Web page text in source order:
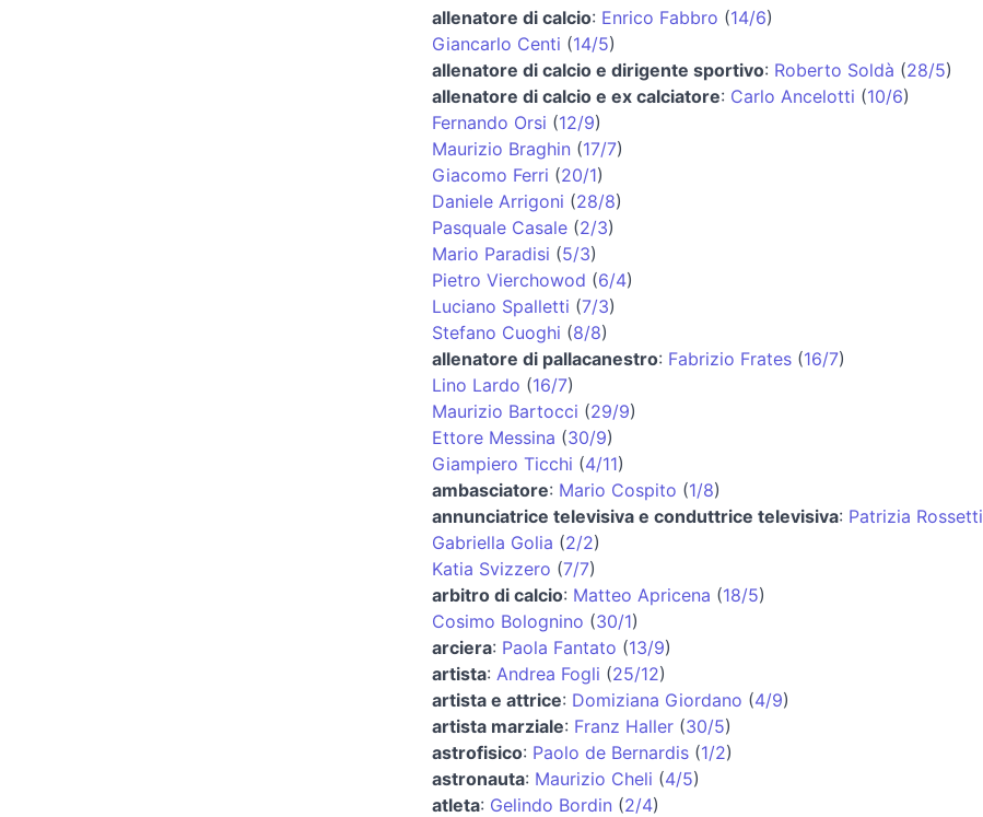
allenatore di calcio: Enrico Fabbro (14/6)
Giancarlo Centi (14/5)
allenatore di calcio e dirigente sportivo: Roberto Soldà (28/5)
allenatore di calcio e ex calciatore: Carlo Ancelotti (10/6)
Fernando Orsi (12/9)
Maurizio Braghin (17/7)
Giacomo Ferri (20/1)
Daniele Arrigoni (28/8)
Pasquale Casale (2/3)
Mario Paradisi (5/3)
Pietro Vierchowod (6/4)
Luciano Spalletti (7/3)
Stefano Cuoghi (8/8)
allenatore di pallacanestro: Fabrizio Frates (16/7)
Lino Lardo (16/7)
Maurizio Bartocci (29/9)
Ettore Messina (30/9)
Giampiero Ticchi (4/11)
ambasciatore: Mario Cospito (1/8)
annunciatrice televisiva e conduttrice televisiva: Patrizia Rossetti
Gabriella Golia (2/2)
Katia Svizzero (7/7)
arbitro di calcio: Matteo Apricena (18/5)
Cosimo Bolognino (30/1)
arciera: Paola Fantato (13/9)
artista: Andrea Fogli (25/12)
artista e attrice: Domiziana Giordano (4/9)
artista marziale: Franz Haller (30/5)
astrofisico: Paolo de Bernardis (1/2)
astronauta: Maurizio Cheli (4/5)
atleta: Gelindo Bordin (2/4)